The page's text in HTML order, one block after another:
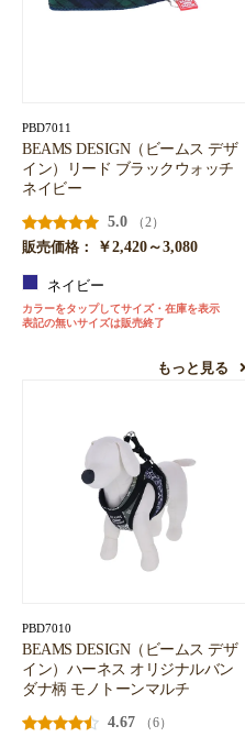
PBD7011
BEAMS DESIGN（ビームス デザ
イン）リード ブラックウォッチ
ネイビー
5.0
（2）
販売価格：
￥2,420～3,080
ネイビー
カラーをタップしてサイズ・在庫を表示
表記の無いサイズは販売終了
もっと見る
PBD7010
BEAMS DESIGN（ビームス デザ
イン）ハーネス オリジナルバン
ダナ柄 モノトーンマルチ
4.67
（6）